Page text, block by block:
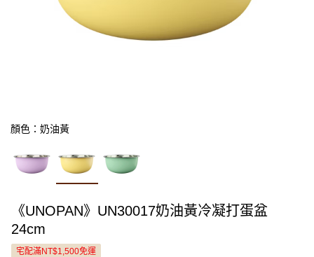
顏色：奶油黃
《UNOPAN》UN30017奶油黃冷凝打蛋盆
24cm
宅配滿NT$1,500免運